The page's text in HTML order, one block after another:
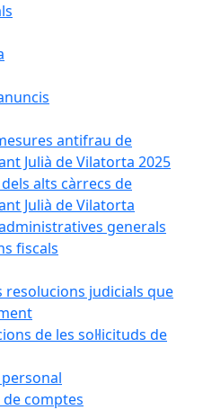
antifrau de
Julià de Vilatorta 2025
alts càrrecs de
Julià de Vilatorta
generals
fiscals
resolucions judicials que
de les sol·licituds de
de comptes